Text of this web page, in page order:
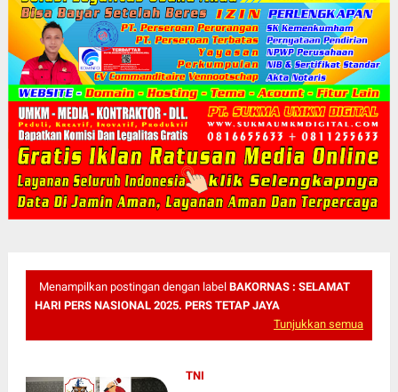
Menampilkan postingan dengan label BAKORNAS : SELAMAT
HARI PERS NASIONAL 2025. PERS TETAP JAYA
Tunjukkan semua
TNI